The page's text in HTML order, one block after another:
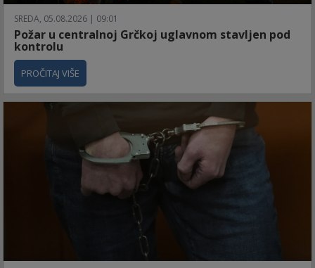
SREDA, 05.08.2026 | 09:01
Požar u centralnoj Grčkoj uglavnom stavljen pod
kontrolu
PROČITAJ VIŠE